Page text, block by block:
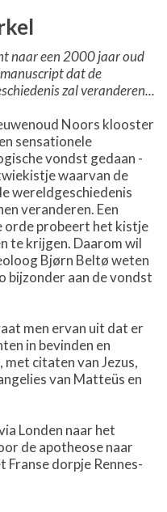
naar een 2000 jaar oud
dat de
zal veranderen...
Noors klooster
sensationele
vondst gedaan -
waarvan de
wereldgeschiedenis
veranderen. Een
orde probeert het kistje
te krijgen. Daarom wil
Bjørn Beltø weten
bijzonder aan de vondst
men ervan uit dat er
in bevinden en
citaten van Jezus,
van Matteüs en
Londen naar het
de apotheose naar
Franse dorpje Rennes-